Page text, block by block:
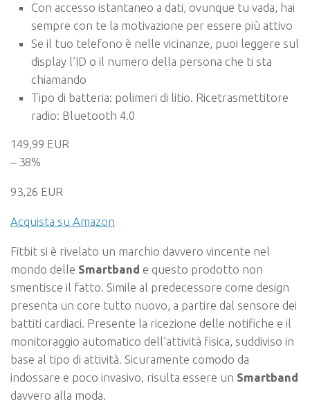
Con accesso istantaneo a dati, ovunque tu vada, hai
sempre con te la motivazione per essere più attivo
Se il tuo telefono è nelle vicinanze, puoi leggere sul
display l’ID o il numero della persona che ti sta
chiamando
Tipo di batteria: polimeri di litio. Ricetrasmettitore
radio: Bluetooth 4.0
149,99 EUR
– 38%
93,26 EUR
Acquista su Amazon
Fitbit si è rivelato un marchio davvero vincente nel
mondo delle Smartband e questo prodotto non
smentisce il fatto. Simile al predecessore come design
presenta un core tutto nuovo, a partire dal sensore dei
battiti cardiaci. Presente la ricezione delle notifiche e il
monitoraggio automatico dell’attività fisica, suddiviso in
base al tipo di attività. Sicuramente comodo da
indossare e poco invasivo, risulta essere un Smartband
davvero alla moda.